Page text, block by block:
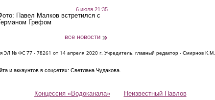
6 июля 21:35
Павел Малков встретился с
Грефом
все новости
ЭЛ № ФС 77 - 78261 от 14 апреля 2020 г. Учредитель, главный редактор - Смирнов К.М.
и аккаунтов в соцсетях: Светлана Чудакова.
Концессия «Водоканала» Неизвестный Павлов